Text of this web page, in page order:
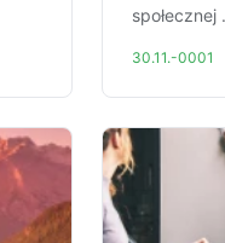
społecznej
30.11.-0001